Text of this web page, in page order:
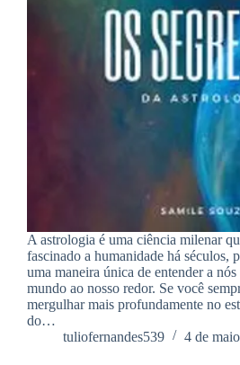
A astrologia é uma ciência milenar
fascinado a humanidade há séculos,
uma maneira única de entender a nós
mundo ao nosso redor. Se você
mergulhar mais profundamente no
do…
tuliofernandes539
4 de